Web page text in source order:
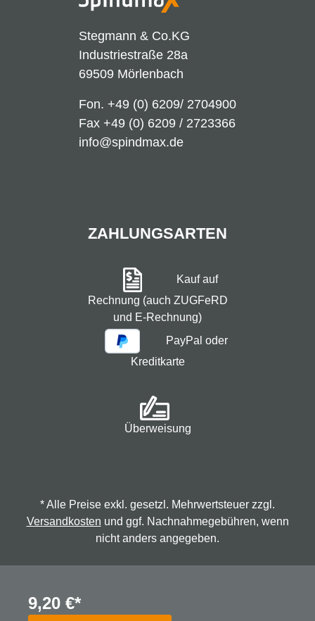
9,20 €*
Stegmann & Co.KG
Industriestraße 28a
69509 Mörlenbach
Fon. +49 (0) 6209/ 2704900
Fax +49 (0) 6209 / 2723366
info@spindmax.de
ZAHLUNGSARTEN
Kauf auf
Rechnung (auch ZUGFeRD
und E-Rechnung)
PayPal oder
Kreditkarte
Überweisung
* Alle Preise exkl. gesetzl. Mehrwertsteuer zzgl.
Versandkosten und ggf. Nachnahmegebühren, wenn
nicht anders angegeben.